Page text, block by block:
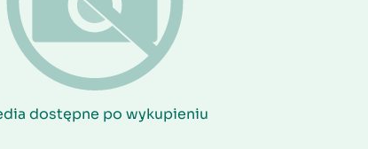
dostępne po wykupieniu